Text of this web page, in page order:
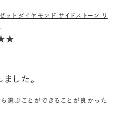
ット ダイヤモンド サイドストーン リ
した。
選ぶことができることが良かった